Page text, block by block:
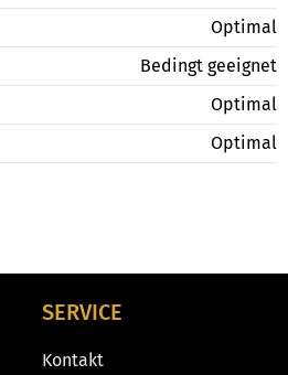
Optimal
Bedingt geeignet
Optimal
Optimal
SERVICE
Kontakt